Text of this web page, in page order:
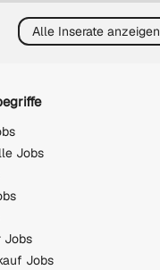
Alle Inserate anzeigen
Jobs
Jobs
Jobs